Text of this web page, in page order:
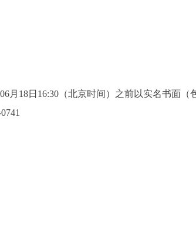
月18日16:30（北京时间）之前以实名书面